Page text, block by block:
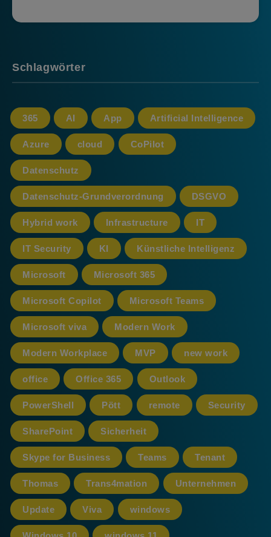
Schlagwörter
365 AI App Artificial Intelligence
Azure cloud CoPilot
Datenschutz
Datenschutz-Grundverordnung DSGVO
Hybrid work Infrastructure IT
IT Security KI Künstliche Intelligenz
Microsoft Microsoft 365
Microsoft Copilot Microsoft Teams
Microsoft viva Modern Work
Modern Workplace MVP new work
office Office 365 Outlook
PowerShell Pött remote Security
SharePoint Sicherheit
Skype for Business Teams Tenant
Thomas Trans4mation Unternehmen
Update Viva windows